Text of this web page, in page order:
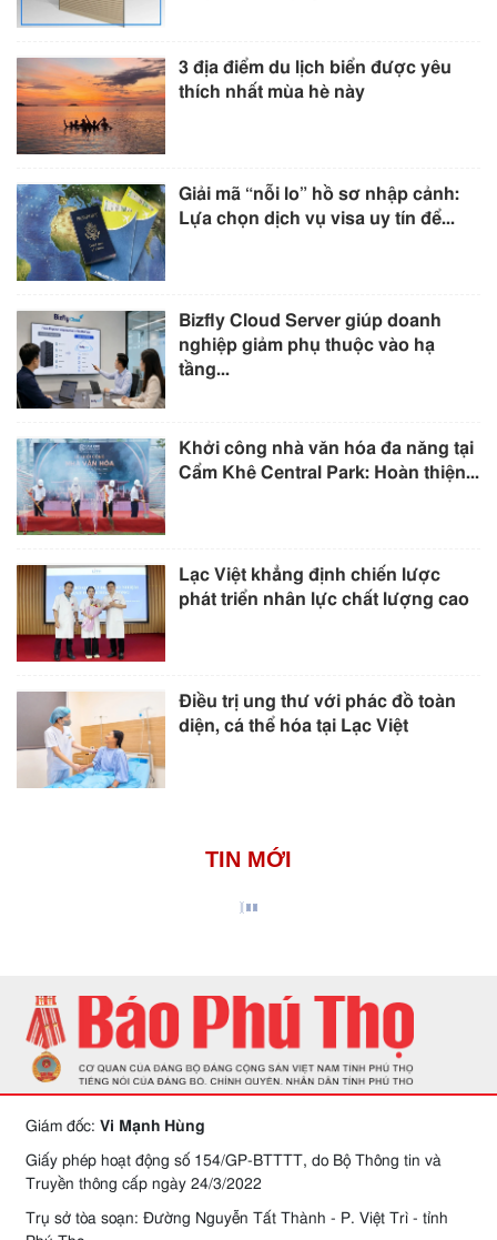
3 địa điểm du lịch biển được yêu
thích nhất mùa hè này
Giải mã “nỗi lo” hồ sơ nhập cảnh:
Lựa chọn dịch vụ visa uy tín để...
Bizfly Cloud Server giúp doanh
nghiệp giảm phụ thuộc vào hạ
tầng...
Khởi công nhà văn hóa đa năng tại
Cẩm Khê Central Park: Hoàn thiện...
Lạc Việt khẳng định chiến lược
phát triển nhân lực chất lượng cao
Điều trị ung thư với phác đồ toàn
diện, cá thể hóa tại Lạc Việt
TIN MỚI
Giám đốc: Vi Mạnh Hùng
Giấy phép hoạt động số 154/GP-BTTTT, do Bộ Thông tin và
Truyền thông cấp ngày 24/3/2022
Trụ sở tòa soạn: Đường Nguyễn Tất Thành - P. Việt Trì - tỉnh